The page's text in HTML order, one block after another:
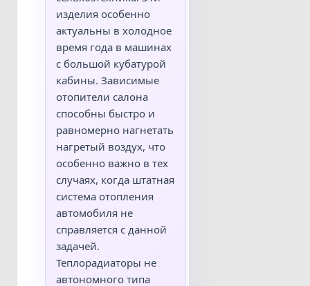
изделия особенно
актуальны в холодное
время года в машинах
с большой кубатурой
кабины. Зависимые
отопители салона
способны быстро и
равномерно нагнетать
нагретый воздух, что
особенно важно в тех
случаях, когда штатная
система отопления
автомобиля не
справляется с данной
задачей.
Теплорадиаторы не
автономного типа